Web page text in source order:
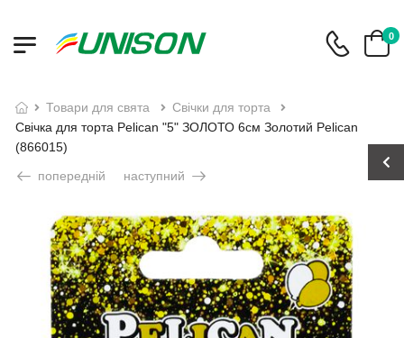
0
товари для свята
свічки для торта
Свічка для торта Pelican "5" ЗОЛОТО 6см Золотий Pelican
(866015)
попередній
наступний